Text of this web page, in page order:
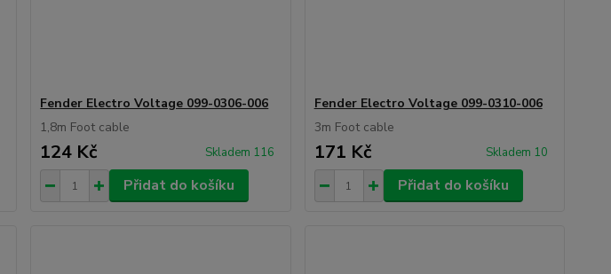
Fender Electro Voltage 099-0306-006
1,8m Foot cable
124 Kč Skladem 116
Přidat do košíku
Fender Electro Voltage 099-0310-006
3m Foot cable
171 Kč Skladem 10
Přidat do košíku